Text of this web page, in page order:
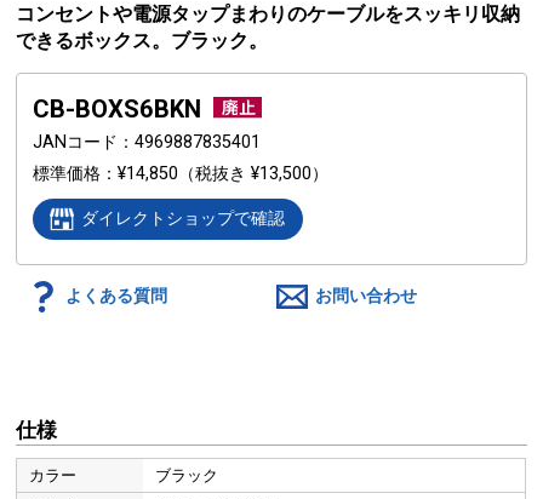
コンセントや電源タップまわりのケーブルをスッキリ収納
できるボックス。ブラック。
CB-BOXS6BKN
JANコード
4969887835401
標準価格
¥14,850 （税抜き ¥13,500）
ダイレクトショップで確認
よくある質問 お問い合わせ
仕様
カラー
ブラック